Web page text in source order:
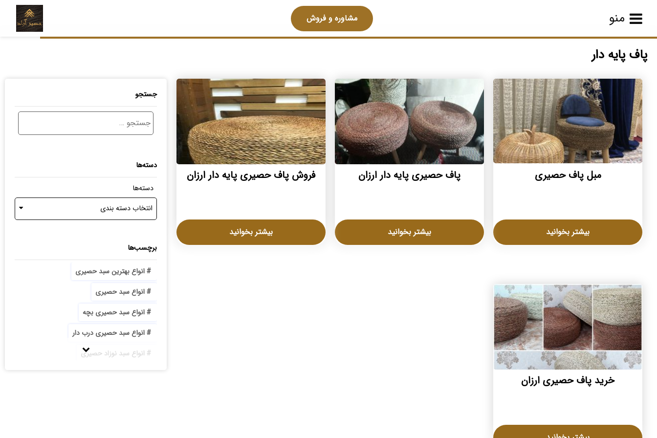
منو مشاوره و فروش
پاف پایه دار
مبل پاف حصیری
بیشتر بخوانید
پاف حصیری پایه دار ارزان
بیشتر بخوانید
فروش پاف حصیری پایه دار ارزان
بیشتر بخوانید
خرید پاف حصیری ارزان
جستجو
دسته‌ها
دسته‌ها
انتخاب دسته بندی
برچسب‌ها
انواع بهترین سبد حصیری
انواع سبد حصیری
انواع سبد حصیری بچه
انواع سبد حصیری درب دار
انواع سبد نوزاد حصیری